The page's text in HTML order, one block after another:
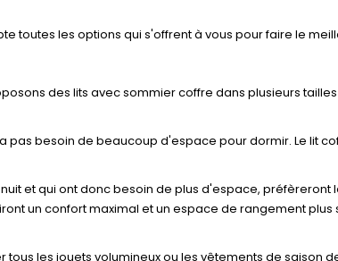
toutes les options qui s'offrent à vous pour faire le
des lits avec sommier coffre dans plusieurs
pas besoin de beaucoup d'espace pour dormir. Le lit
et qui ont donc besoin de plus d'espace, préfèreront
un confort maximal et un espace de rangement plus
tous les jouets volumineux ou les vêtements de saison